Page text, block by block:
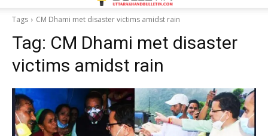
Tags CM Dhami met disaster victims amidst rain
Tag: CM Dhami met disaster
victims amidst rain